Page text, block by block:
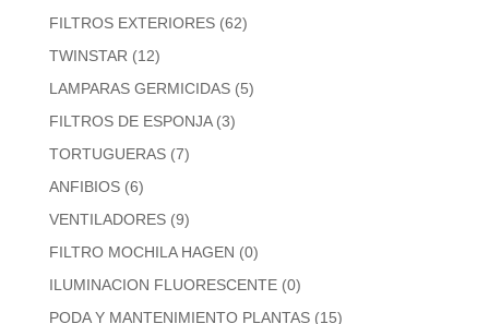
FILTROS EXTERIORES (62)
TWINSTAR (12)
LAMPARAS GERMICIDAS (5)
FILTROS DE ESPONJA (3)
TORTUGUERAS (7)
ANFIBIOS (6)
VENTILADORES (9)
FILTRO MOCHILA HAGEN (0)
ILUMINACION FLUORESCENTE (0)
PODA Y MANTENIMIENTO PLANTAS (15)